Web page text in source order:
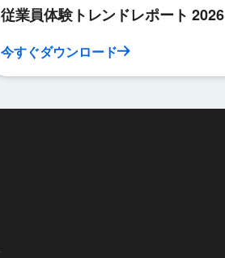
従業員体験トレンドレポート 2026
今すぐダウンロード